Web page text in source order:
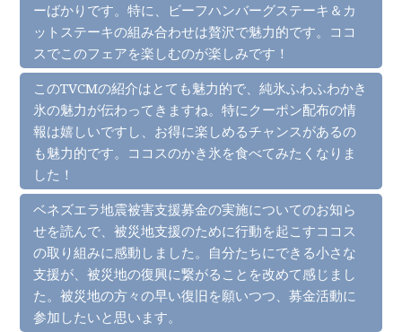
ーばかりです。特に、ビーフハンバーグステーキ＆カ
ットステーキの組み合わせは贅沢で魅力的です。ココ
スでこのフェアを楽しむのが楽しみです！
このTVCMの紹介はとても魅力的で、純氷ふわふわかき
氷の魅力が伝わってきますね。特にクーポン配布の情
報は嬉しいですし、お得に楽しめるチャンスがあるの
も魅力的です。ココスのかき氷を食べてみたくなりま
した！
ベネズエラ地震被害支援募金の実施についてのお知ら
せを読んで、被災地支援のために行動を起こすココス
の取り組みに感動しました。自分たちにできる小さな
支援が、被災地の復興に繋がることを改めて感じまし
た。被災地の方々の早い復旧を願いつつ、募金活動に
参加したいと思います。